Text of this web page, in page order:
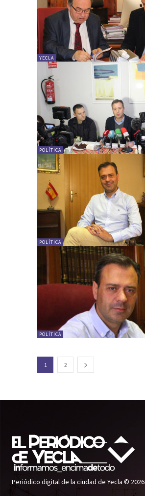
YECLA
POLÍTICA
POLÍTICA
POLÍTICA
1 2
Periódico digital de la ciudad de Yecla © 2026